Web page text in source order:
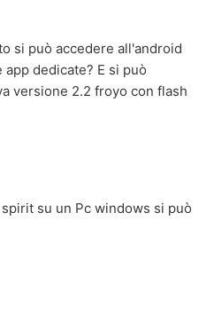
si può accedere all'android
dedicate? E si può
versione 2.2 froyo con flash
su un Pc windows si può